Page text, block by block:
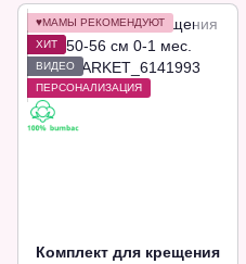
♥МАМЫ РЕКОМЕНДУЮТ
ХИТ
ВИДЕО
ПЕРСОНАЛИЗАЦИЯ
Комплект для крещения